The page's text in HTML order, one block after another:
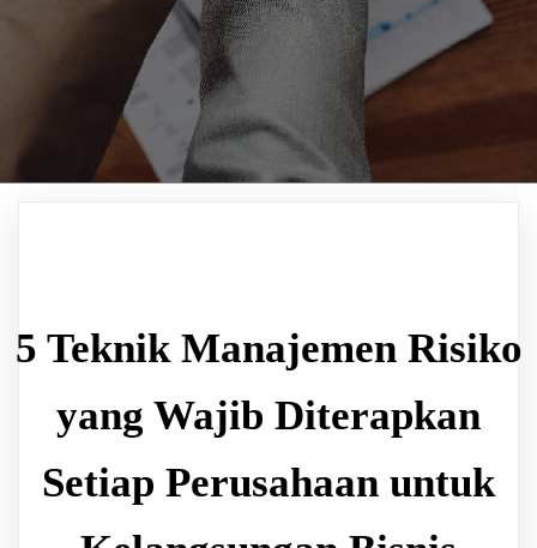
5 Teknik Manajemen Risiko
yang Wajib Diterapkan
Setiap Perusahaan untuk